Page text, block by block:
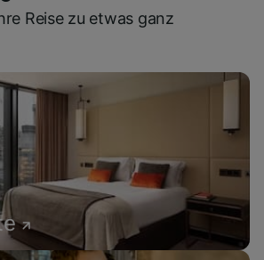
Reise zu etwas ganz